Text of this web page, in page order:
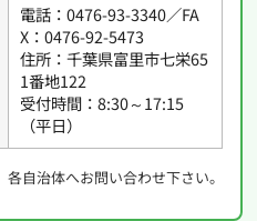
電話：0476-93-3340／FA
X：0476-92-5473
住所：千葉県富里市七栄65
1番地122
受付時間：8:30～17:15
（平日）
自治体へお問い合わせ下さい。